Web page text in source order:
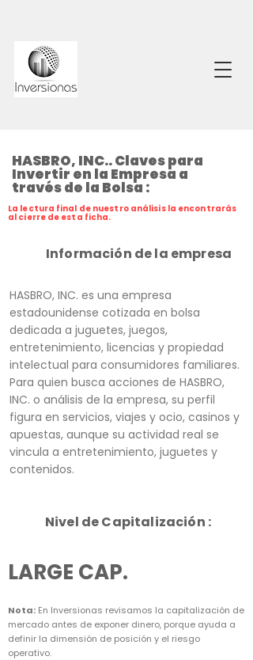
HASBRO, INC.. Claves para
Invertir en la Empresa a
través de la Bolsa :
La lectura final de nuestro análisis la encontrarás
al cierre de esta ficha.
Información de la empresa
HASBRO, INC. es una empresa
estadounidense cotizada en bolsa
dedicada a juguetes, juegos,
entretenimiento, licencias y propiedad
intelectual para consumidores familiares.
Para quien busca acciones de HASBRO,
INC. o análisis de la empresa, su perfil
figura en servicios, viajes y ocio, casinos y
apuestas, aunque su actividad real se
vincula a entretenimiento, juguetes y
contenidos.
Nivel de Capitalización :
LARGE CAP.
Nota: En Inversionas revisamos la capitalización de
mercado antes de exponer dinero, porque ayuda a
definir la dimensión de posición y el riesgo
operativo.